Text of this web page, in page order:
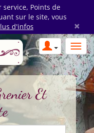
Points de
sur le site, vous
d'infos ×
Et